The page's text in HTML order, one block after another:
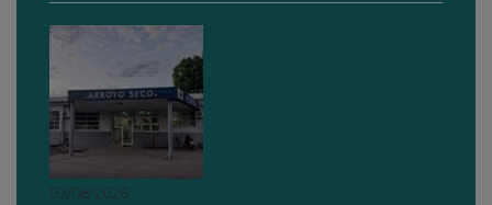
03/08/2026